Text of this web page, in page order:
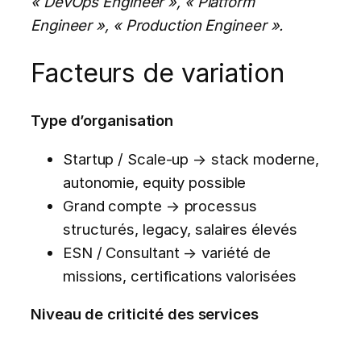
Engineer », « Production Engineer ».
Facteurs de variation
Type d’organisation
Startup / Scale-up → stack moderne,
autonomie, equity possible
Grand compte → processus
structurés, legacy, salaires élevés
ESN / Consultant → variété de
missions, certifications valorisées
Niveau de criticité des services